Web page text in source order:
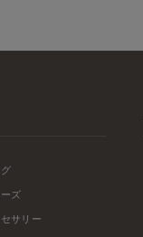
ズ
サリー